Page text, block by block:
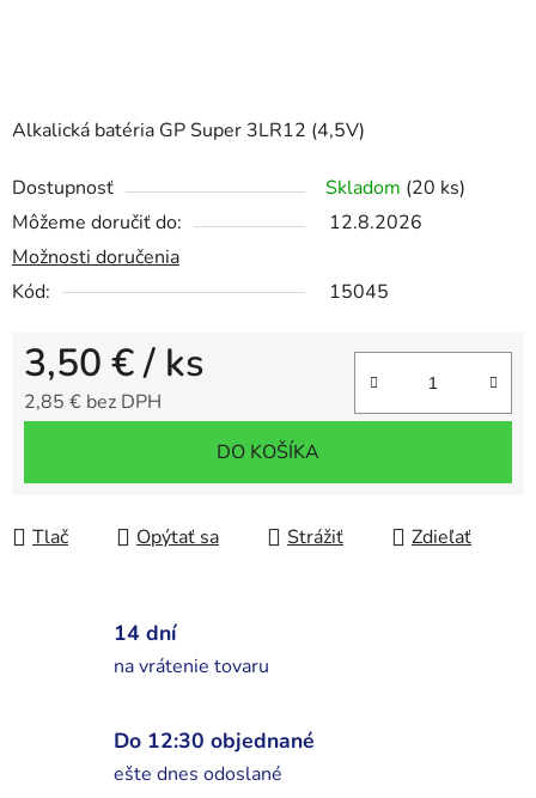
Alkalická batéria GP Super 3LR12 (4,5V)
Dostupnosť Skladom (20 ks)
Môžeme doručiť do:
12.8.2026
Možnosti doručenia
Kód:
15045
3,50 €/ ks
2,85 € bez DPH
DO KOŠÍKA
Tlač Opýtať sa Strážiť Zdieľať
14 dní
na vrátenie tovaru
Do 12:30 objednané
ešte dnes odoslané